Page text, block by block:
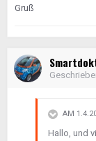
Gruß
AM
Hallo, und